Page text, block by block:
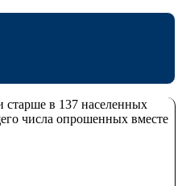
старше в 137 населенных
числа опрошенных вместе